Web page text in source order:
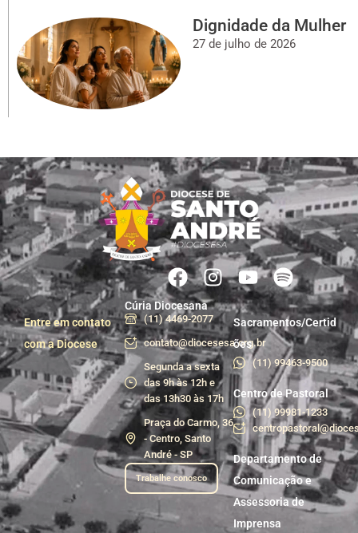
Dignidade da Mulher
27 de julho de 2026
Entre em contato
com a Diocese
Cúria Diocesana
(11) 4469-2077
contato@diocesesa.org.br
Segunda a sexta
das 9h às 12h e
das 13h30 às 17h
Praça do Carmo, 36
- Centro, Santo
André - SP
Trabalhe conosco
Sacramentos/Certid
ões
(11) 99463-9500
Centro de Pastoral
(11) 99981-1233
Departamento de
Comunicação e
Assessoria de
Imprensa